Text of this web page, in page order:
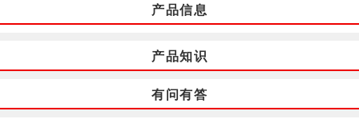
产品信息
产品知识
有问有答